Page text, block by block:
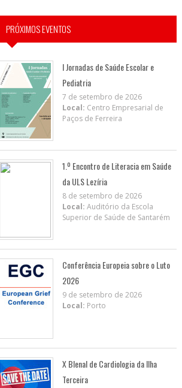
PRÓXIMOS EVENTOS
I Jornadas de Saúde Escolar e
Pediatria
7 de setembro de 2026
Local: Centro Empresarial de
Paços de Ferreira
1.º Encontro de Literacia em Saúde
da ULS Lezíria
8 de setembro de 2026
Local: Auditório da Escola
Superior de Saúde de Santarém
Conferência Europeia sobre o Luto
2026
9 de setembro de 2026
Local: Porto
X BIenal de Cardiologia da Ilha
Terceira